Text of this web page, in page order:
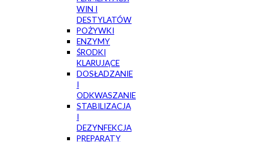
WIN I
DESTYLATÓW
POŻYWKI
ENZYMY
ŚRODKI
KLARUJĄCE
DOSŁADZANIE
I
ODKWASZANIE
STABILIZACJA
I
DEZYNFEKCJA
PREPARATY